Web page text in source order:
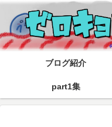
ブログ紹介
part1集